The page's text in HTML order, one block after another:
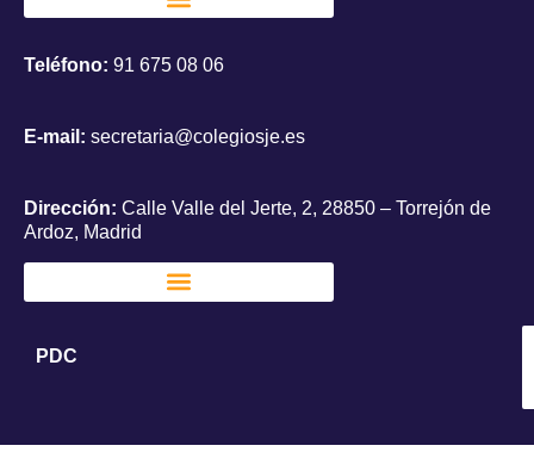
Teléfono: 91 675 08 06
E-mail: secretaria@colegiosje.es
Dirección: Calle Valle del Jerte, 2, 28850 – Torrejón de
Ardoz, Madrid
PDC